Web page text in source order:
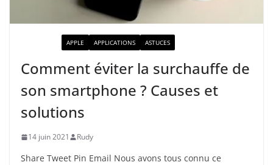
APPLE APPLICATIONS ASTUCES
Comment éviter la surchauffe de
son smartphone ? Causes et
solutions
14 juin 2021 Rudy
Share Tweet Pin Email Nous avons tous connu ce